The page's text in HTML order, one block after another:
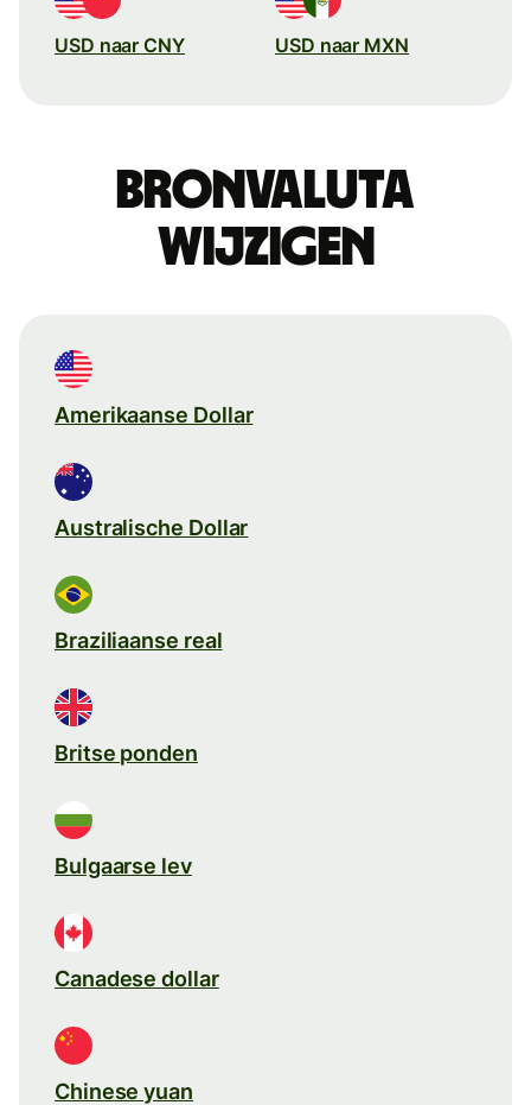
USD naar CNY USD naar MXN
Bronvaluta
wijzigen
Amerikaanse Dollar
Australische Dollar
Braziliaanse real
Britse ponden
Bulgaarse lev
Canadese dollar
Chinese yuan